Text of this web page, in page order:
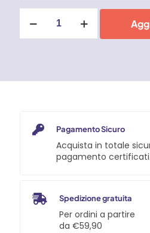
gomma
polipropilene,
TellureRota
quantità
Pagamento Sicuro
Acquista in totale
pagamento certificati.
Spedizione gratuita
Per ordini a partire
da €59,90